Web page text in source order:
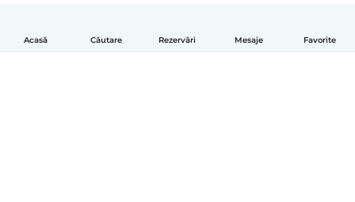
Acasă Căutare Rezervări Mesaje Favorite